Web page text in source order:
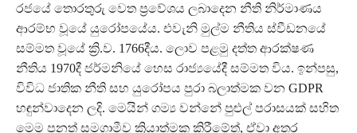
රජයේ තොරතුරු වෙත ප්‍රවේශය ලබාදෙන නීති නිර්මාණය
ආරම්භ වූයේ යුරෝපයේය. එවැනි මුල්ම නීතිය ස්වීඩනයේ
සම්මත වූයේ ක්‍රි.ව. 1766දීය. ලොව පළමු දත්ත ආරක්ෂණ
නීතිය 1970දී ජර්මනියේ හෙස රාජ්‍යයේදී සම්මත විය. ඉන්පසු,
විවිධ ජාතික නීති සහ යුරෝපය පුරා බලාත්මක වන GDPR
හඳුන්වාදෙන ලදි. මෙයින් ගම්‍ය වන්නේ පුළුල් පරාසයක් සහිත
මෙම පනත් සමගාමීව ක්‍රියාත්මක කිරීමේත්, ඒවා අතර